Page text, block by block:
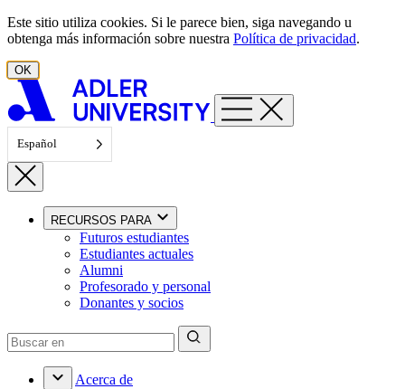
Ir al contenido
Este sitio utiliza cookies. Si le parece bien, siga navegando u
obtenga más información sobre nuestra Política de privacidad.
OK
Español
RECURSOS PARA
Futuros estudiantes
Estudiantes actuales
Alumni
Profesorado y personal
Donantes y socios
Acerca de